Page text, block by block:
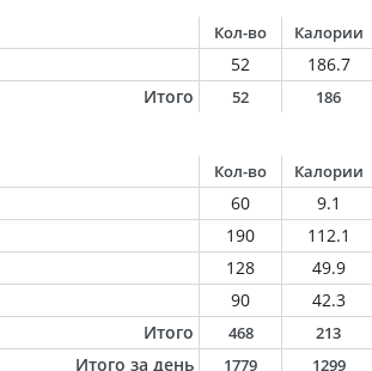
Кол-во Калории
52 186.7
Итого
52 186
Кол-во Калории
60 9.1
190 112.1
128 49.9
90 42.3
Итого
468 213
Итого за день 1779 1299